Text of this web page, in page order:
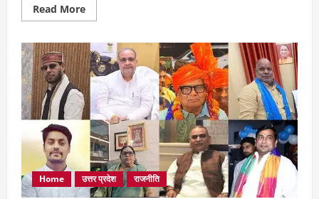
Read MoreRead
more
Mission
2027
in
West
UP:
क्या
जयंत
चौधरी
बनेंगे
सबसे
बड़े
गेमचेंजर?
Home उत्तर प्रदेश राजनीति